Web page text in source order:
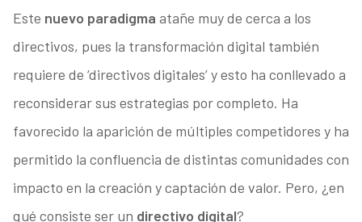
Este nuevo paradigma atañe muy de cerca a los
directivos, pues la transformación digital también
requiere de ‘directivos digitales’ y esto ha conllevado a
reconsiderar sus estrategias por completo. Ha
favorecido la aparición de múltiples competidores y ha
permitido la confluencia de distintas comunidades con
impacto en la creación y captación de valor. Pero, ¿en
qué consiste ser un directivo digital?